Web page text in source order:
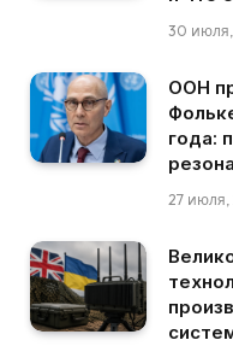
30
ООН
года:
27 июля,